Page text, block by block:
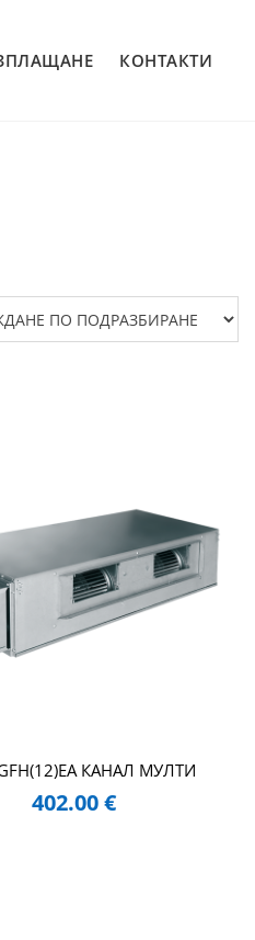
КОНТАКТИ
GFH(12)EA КАНАЛ МУЛТИ
402.00€